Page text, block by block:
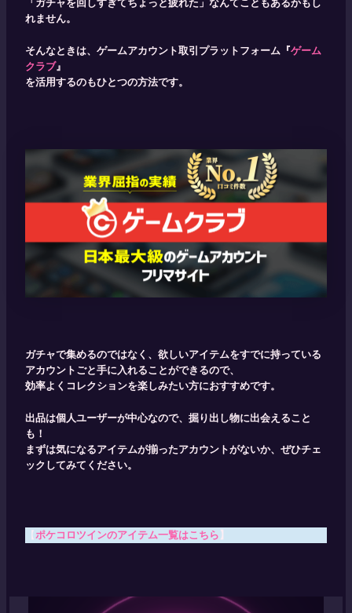
「ガチャを回しすぎてちょっと疲れた」なんてこともあるかもし
れません。
そんなときは、ゲームアカウント取引プラットフォーム『ゲーム
クラブ』
を活用するのもひとつの方法です。
ガチャで集めるのではなく、欲しいアイテムをすでに持っている
アカウントごと手に入れることができるので、
効率よくコレクションを楽しみたい方におすすめです。
出品は個人ユーザーが中心なので、掘り出し物に出会えること
も！
まずは気になるアイテムが揃ったアカウントがないか、ぜひチェ
ックしてみてください。
【ポケコロツインのアイテム一覧はこちら】